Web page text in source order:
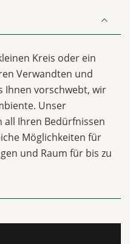
Kreis oder ein
Verwandten und
Ihnen vorschwebt, wir
Unser
all Ihren Bedürfnissen
Möglichkeiten für
und Raum für bis zu